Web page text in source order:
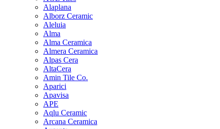
Alaplana
Alborz Ceramic
Aleluia
Alma
Alma Ceramica
Almera Ceramica
Alpas Cera
AltaCera
Amin Tile Co.
Aparici
Apavisa
APE
Aqlu Ceramic
Arcana Ceramica